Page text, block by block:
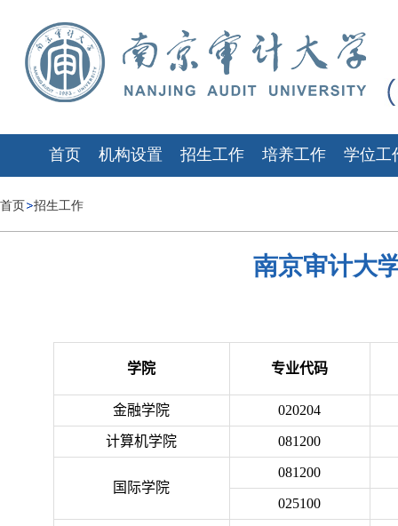
首页 机构设置 招生工作 培养工作 学位工
首页 招生工作
南京审计大
学院 专业代码
金融学院 020204
计算机学院 081200
国际学院
081200
025100